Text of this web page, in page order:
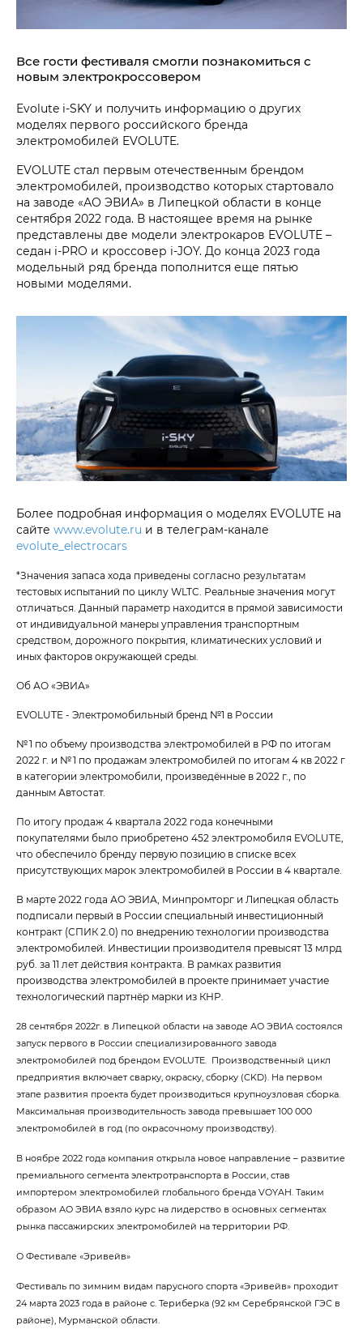
Все гости фестиваля смогли познакомиться с
новым электрокроссовером
Evolute i‑SKY и получить информацию о других
моделях первого российского бренда
электромобилей EVOLUTE.
EVOLUTE стал первым отечественным брендом
электромобилей, производство которых стартовало
на заводе «АО ЭВИА» в Липецкой области в конце
сентября 2022 года. В настоящее время на рынке
представлены две модели электрокаров EVOLUTE –
седан i‑PRO и кроссовер i‑JOY. До конца 2023 года
модельный ряд бренда пополнится еще пятью
новыми моделями.
Более подробная информация о моделях EVOLUTE на
сайте www.evolute.ru и в телеграм-канале
evolute_electrocars
*Значения запаса хода приведены согласно результатам
тестовых испытаний по циклу WLTC. Реальные значения могут
отличаться. Данный параметр находится в прямой зависимости
от индивидуальной манеры управления транспортным
средством, дорожного покрытия, климатических условий и
иных факторов окружающей среды.
Об АО «ЭВИА»
EVOLUTE - Электромобильный бренд №1 в России
№ 1 по объему производства электромобилей в РФ по итогам
2022 г. и № 1 по продажам электромобилей по итогам 4 кв 2022 г
в категории электромобили, произведённые в 2022 г., по
данным Автостат.
По итогу продаж 4 квартала 2022 года конечными
покупателями было приобретено 452 электромобиля EVOLUTE,
что обеспечило бренду первую позицию в списке всех
присутствующих марок электромобилей в России в 4 квартале.
В марте 2022 года АО ЭВИА, Минпромторг и Липецкая область
подписали первый в России специальный инвестиционный
контракт (СПИК 2.0) по внедрению технологии производства
электромобилей. Инвестиции производителя превысят 13 млрд
руб. за 11 лет действия контракта. В рамках развития
производства электромобилей в проекте принимает участие
технологический партнёр марки из КНР.
28 сентября 2022г. в Липецкой области на заводе АО ЭВИА состоялся
запуск первого в России специализированного завода
электромобилей под брендом EVOLUTE. Производственный цикл
предприятия включает сварку, окраску, сборку (CKD). На первом
этапе развития проекта будет производиться крупноузловая сборка.
Максимальная производительность завода превышает 100 000
электромобилей в год (по окрасочному производству).
В ноябре 2022 года компания открыла новое направление – развитие
премиального сегмента электротранспорта в России, став
импортером электромобилей глобального бренда VOYAH. Таким
образом АО ЭВИА взяло курс на лидерство в основных сегментах
рынка пассажирских электромобилей на территории РФ.
О Фестивале «Эривейв»
Фестиваль по зимним видам парусного спорта «Эривейв» проходит
24 марта 2023 года в районе с. Териберка (92 км Серебрянской ГЭС в
районе), Мурманской области.